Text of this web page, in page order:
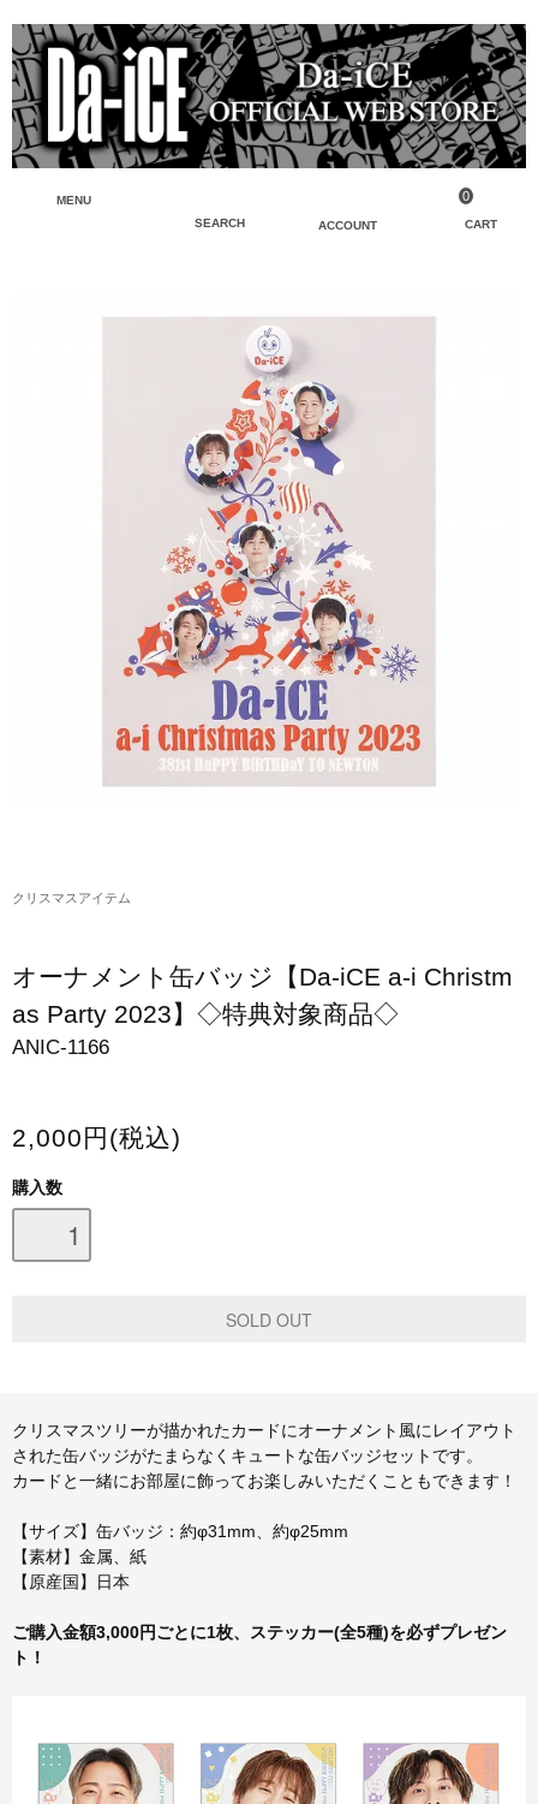
MENU
SEARCH
ACCOUNT CART
0
パーカー・スウェット・ブルゾン
キーホルダー・チャーム
アクリルスタンド・アクセサリー・帽子
缶バッジ・ステッカー
生活雑貨・菓子・ゲーム
和田颯｜Wagic Hour Worksグッズ
クリスマスアイテム
EC限定グッズ
会場限定グッズ
検索
クリスマスアイテム
オーナメント缶バッジ【Da-iCE a-i Christm
as Party 2023】◇特典対象商品◇
ANIC-1166
2,000円(税込)
購入数
クリスマスツリーが描かれたカードにオーナメント風にレイアウト
された缶バッジがたまらなくキュートな缶バッジセットです。
カードと一緒にお部屋に飾ってお楽しみいただくこともできます！
【サイズ】缶バッジ：約φ31mm、約φ25mm
【素材】金属、紙
【原産国】日本
ご購入金額3,000円ごとに1枚、ステッカー(全5種)を必ずプレゼン
ト！